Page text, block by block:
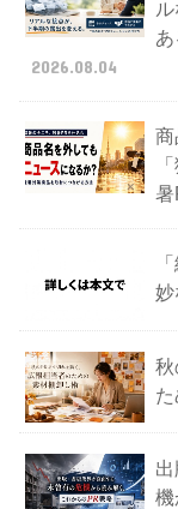
2026.08.04
商
妙
機